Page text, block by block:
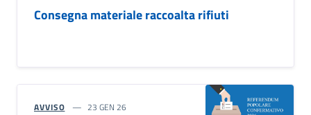
Consegna materiale raccoalta rifiuti
AVVISO 23 GEN 26